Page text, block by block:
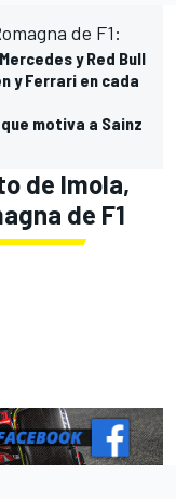
de F1:
y Red Bull
y Ferrari en cada
motiva a Sainz
de Imola,
de F1